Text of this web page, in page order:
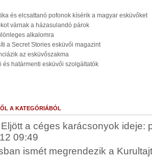
és elcsattanó pofonok kísérik a magyar esküvőket
várnak a házasulandó párok
alkalomra
a Secret Stories esküvői magazint
az esküvőszakma
és határmenti esküvői szolgáltatók
A KATEGÓRIÁBÓL
a céges karácsonyok ideje:
09:49
ismét megrendezik a